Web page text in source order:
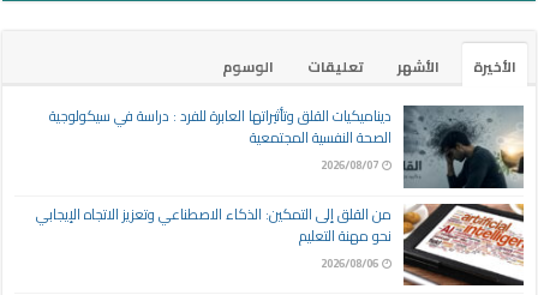
الأخيرة الأشهر تعليقات
الوسوم
ديناميكيات القلق وتأثيراتها العابرة للفرد : دراسة في سيكولوجية
الصحة النفسية المجتمعية
2026/08/07
من القلق إلى التمكين: الذكاء الاصطناعي وتعزيز الاتجاه الإيجابي
نحو مهنة التعليم
2026/08/06